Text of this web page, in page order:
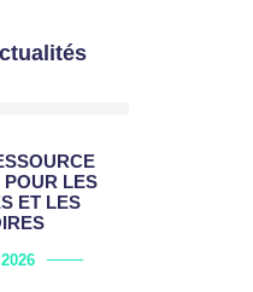
LES
ET LES